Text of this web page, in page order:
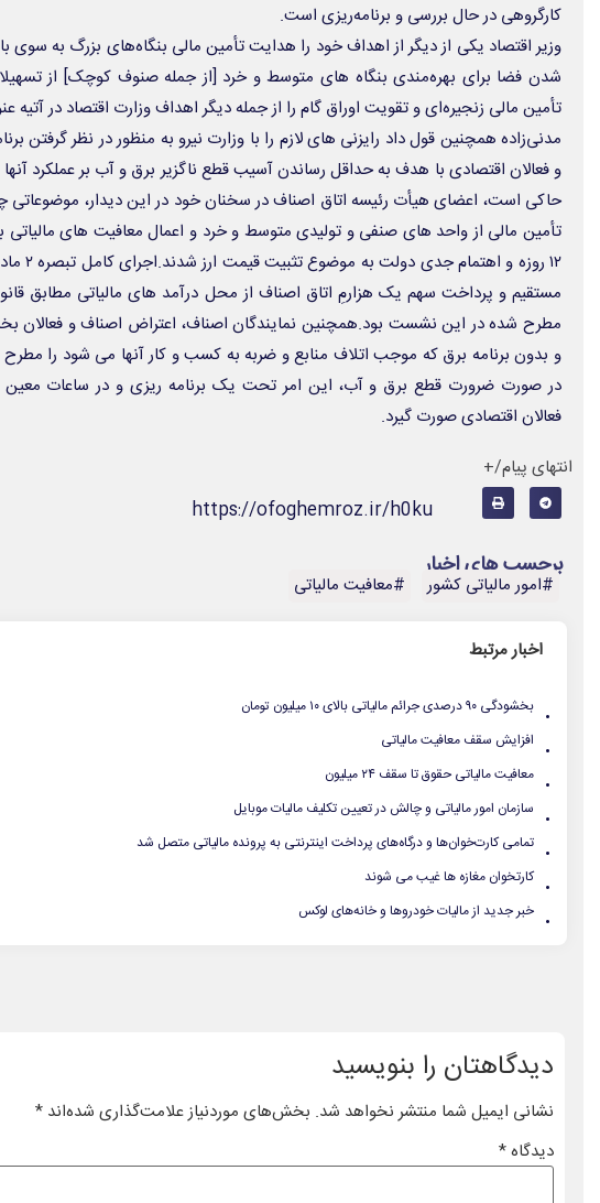
کارگروهی در حال بررسی و برنامه‌ریزی‌ است.
وزیر اقتصاد یکی از دیگر از اهداف خود را هدایت تأمین مالی بنگاه‌های بزرگ به سوی
شدن فضا برای بهره‌مندی بنگاه های متوسط و خرد [از جمله صنوف کوچک] از
تأمین مالی زنجیره‌ای و تقویت اوراق گام را از جمله دیگر اهداف وزارت اقتصاد در آتیه
مدنی‌زاده همچنین قول داد رایزنی های لازم را با وزارت نیرو به منظور در نظر گرفتن
و فعالان اقتصادی با هدف به حداقل رساندن آسیب قطع ناگزیر برق و آب بر عملکرد
حاکی است، اعضای هیأت رئیسه اتاق اصناف در سخنان خود در این دیدار،
تأمین مالی از واحد های صنفی و تولیدی متوسط و خرد و اعمال معافیت های
مستقیم و پرداخت سهم یک هزارمِ اتاق اصناف از محل درآمد های مالیاتی مطابق
مطرح شده در این نشست بود.همچنین نمایندگان اصناف، اعتراض اصناف و فعالان
و بدون برنامه برق که موجب اتلاف منابع و ضربه به کسب و کار آنها می شود را
در صورت ضرورت قطع برق و آب، این امر تحت یک برنامه ریزی و در ساعات معین
فعالان اقتصادی صورت گیرد.
انتهای پیام/+
https://ofoghemroz.ir/h0ku
برچسب های اخبار
#امور مالیاتی کشور #معافیت مالیاتی
اخبار مرتبط
. بخشودگی ۹۰ درصدی جرائم مالیاتی بالای ۱۰ میلیون تومان
. افزایش سقف معافیت مالیاتی
. معافیت مالیاتی حقوق‌ تا سقف ۲۴ میلیون
. سازمان امور مالیاتی و چالش در تعیین تکلیف مالیات موبایل
. تمامی کارت‌خوان‌ها و درگاه‌های پرداخت اینترنتی به پرونده مالیاتی متصل شد
. کارتخوان مغازه ها غیب می شوند
. خبر جدید از مالیات خودروها و خانه‌های لوکس
دیدگاهتان را بنویسید
نشانی ایمیل شما منتشر نخواهد شد. بخش‌های موردنیاز علامت‌گذاری شده‌اند*
دیدگاه*